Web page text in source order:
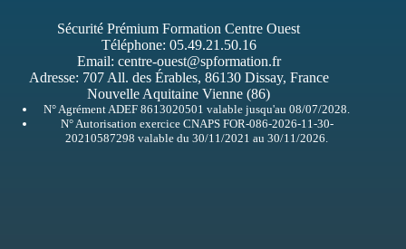
Sécurité Prémium Formation Centre Ouest
Téléphone: 05.49.21.50.16
Email: centre-ouest@spformation.fr
Adresse: 707 All. des Érables, 86130 Dissay, France
Nouvelle Aquitaine Vienne (86)
N° Agrément ADEF 8613020501 valable jusqu'au 08/07/2028.
N° Autorisation exercice CNAPS FOR-086-2026-11-30-
20210587298 valable du 30/11/2021 au 30/11/2026.